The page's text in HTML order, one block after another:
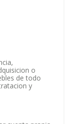
o
de todo
y